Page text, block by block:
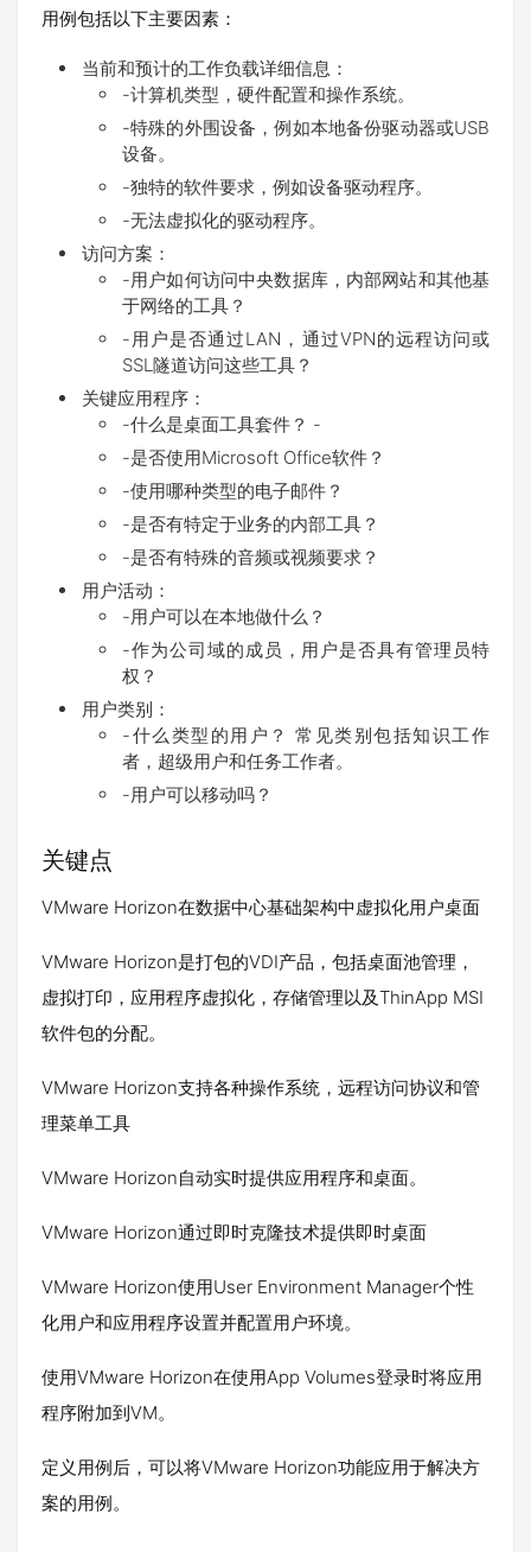
用例包括以下主要因素：
当前和预计的工作负载详细信息：
-计算机类型，硬件配置和操作系统。
-特殊的外围设备，例如本地备份驱动器或USB
设备。
-独特的软件要求，例如设备驱动程序。
-无法虚拟化的驱动程序。
访问方案：
-用户如何访问中央数据库，内部网站和其他基
于网络的工具？
-用户是否通过LAN，通过VPN的远程访问或
SSL隧道访问这些工具？
关键应用程序：
-什么是桌面工具套件？ -
-是否使用Microsoft Office软件？
-使用哪种类型的电子邮件？
-是否有特定于业务的内部工具？
-是否有特殊的音频或视频要求？
用户活动：
-用户可以在本地做什么？
-作为公司域的成员，用户是否具有管理员特
权？
用户类别：
-什么类型的用户？ 常见类别包括知识工作
者，超级用户和任务工作者。
-用户可以移动吗？
关键点
VMware Horizon在数据中心基础架构中虚拟化用户桌面
VMware Horizon是打包的VDI产品，包括桌面池管理，
虚拟打印，应用程序虚拟化，存储管理以及ThinApp MSI
软件包的分配。
VMware Horizon支持各种操作系统，远程访问协议和管
理菜单工具
VMware Horizon自动实时提供应用程序和桌面。
VMware Horizon通过即时克隆技术提供即时桌面
VMware Horizon使用User Environment Manager个性
化用户和应用程序设置并配置用户环境。
使用VMware Horizon在使用App Volumes登录时将应用
程序附加到VM。
定义用例后，可以将VMware Horizon功能应用于解决方
案的用例。